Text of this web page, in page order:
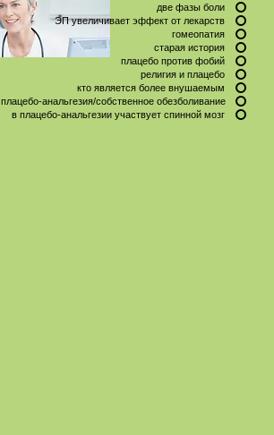
две фазы боли
ЭП увеличивает эффект от лекарств
гомеопатия
старая история
плацебо против фобий
религия и плацебо
кто является более внушаемым
плацебо-анальгезия/собственное обезболивание
в плацебо-анальгезии участвует спинной мозг